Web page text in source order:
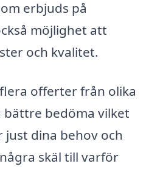
erbjuds på
möjlighet att
och kvalitet.
offerter från olika
bedöma vilket
just dina behov och
skäl till varför